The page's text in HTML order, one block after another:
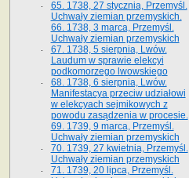
65. 1738, 27 stycznia, Przemyśl.
Uchwały ziemian przemyskich­­.
66. 1738, 3 marca, Przemyśl.
Uchwały ziemian przemyskich­
67. 1738, 5 sierpnia, Lwów.
Laudum w sprawie elekcyi
podkomorzego lwowskiego
68. 1738, 6 sierpnia, Lwów.
Manifestacya przeciw udziałowi
w elekcyach sejmikowych z
powodu zasądzenia w procesie.
69. 1739, 9 marca, Przemyśl.
Uchwały ziemian przemyskich
70. 1739, 27 kwietnia, Przemyśl.
Uchwały ziemian przemyskich
71. 1739, 20 lipca, Przemyśl.